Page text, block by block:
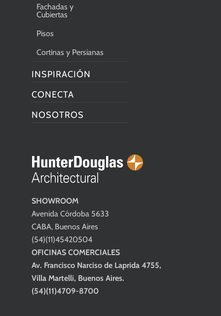
SHOWROOM
Avenida Córdoba 5633
CABA, Buenos Aires
(54)(11)45420504
OFICINAS COMERCIALES
Av. Francisco Narciso de Laprida 4755,
Villa Martelli, Buenos Aires.
(54)(11)4709-8700
Fachadas y
Cubiertas
Pisos
Cortinas y Persianas
INSPIRACIÓN
CONECTA
NOSOTROS